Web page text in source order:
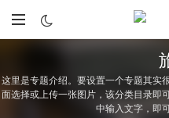
这里是专题介绍。要设置一个专题其实
面选择或上传一张图片，该分类目录即
中输入文字，即